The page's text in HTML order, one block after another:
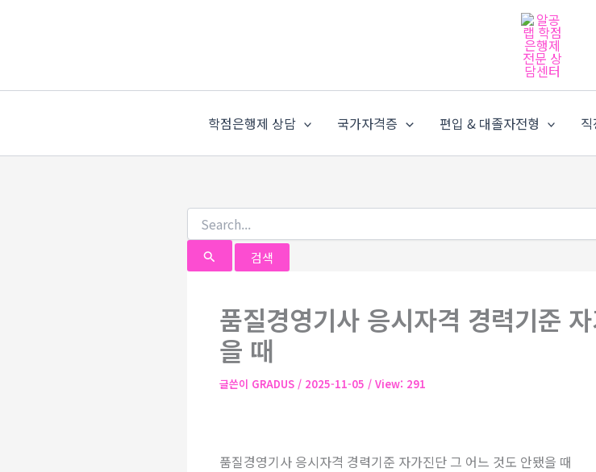
건
기
학점은행제 상담 국가자격증 편입 & 대졸자전형
품질경영기사 응시자격 경력기준
을 때
글쓴이 GRADUS / 2025-11-05 / View: 291
품질경영기사 응시자격 경력기준 자가진단 그 어느 것도 안됐을 때